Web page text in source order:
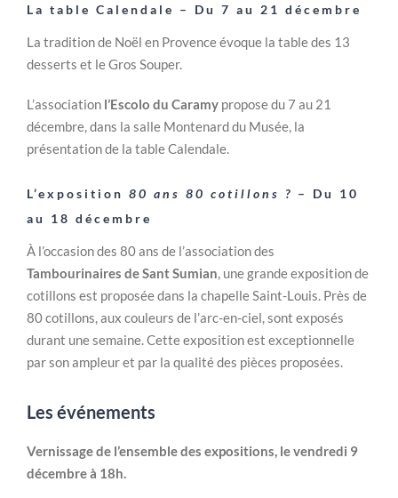
La table Calendale – Du 7 au 21 décembre
La tradition de Noël en Provence évoque la table des 13
desserts et le Gros Souper.
L’association l’Escolo du Caramy propose du 7 au 21
décembre, dans la salle Montenard du Musée, la
présentation de la table Calendale.
L’exposition 80 ans 80 cotillons ? – Du 10
au 18 décembre
À l’occasion des 80 ans de l’association des
Tambourinaires de Sant Sumian, une grande exposition de
cotillons est proposée dans la chapelle Saint-Louis. Près de
80 cotillons, aux couleurs de l’arc-en-ciel, sont exposés
durant une semaine. Cette exposition est exceptionnelle
par son ampleur et par la qualité des pièces proposées.
Les événements
Vernissage de l’ensemble des expositions, le vendredi 9
décembre à 18h.